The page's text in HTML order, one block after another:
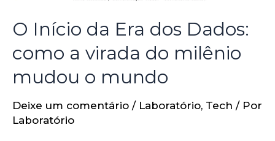
O Início da Era dos Dados:
como a virada do milênio
mudou o mundo
Deixe um comentário / Laboratório, Tech / Por
Laboratório